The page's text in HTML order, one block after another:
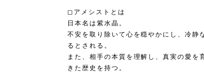
◻︎アメシストとは
日本名は紫水晶。
不安を取り除いて心を穏やかにし、冷静
るとされる。
また、相手の本質を理解し、真実の愛を
きた歴史を持つ。